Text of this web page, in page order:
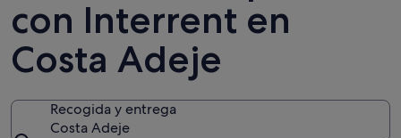
con Interrent en
Costa Adeje
Recogida y entrega
Costa Adeje